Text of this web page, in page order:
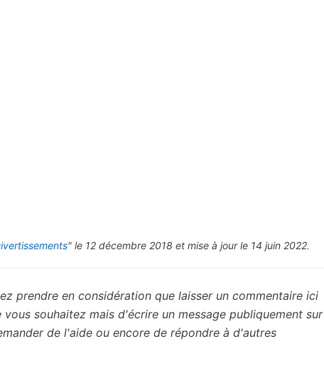
" le 12 décembre 2018 et mise à jour le 14 juin 2022.
prendre en considération que laisser un commentaire ici
souhaitez mais d'écrire un message publiquement sur
de l'aide ou encore de répondre à d'autres